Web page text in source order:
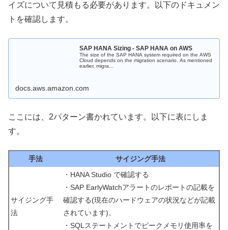
イズについて見積もる必要があります。以下のドキュメン
トを確認します。
SAP HANA Sizing - SAP HANA on AWS
The size of the SAP HANA system required on the AWS
Cloud depends on the migration scenario. As mentioned
earlier, migra...
docs.aws.amazon.com
ここには、2パターン書かれています。以下に表にしま
す。
手法 サイジング手法
サイジング手
法
・HANA Studio で確認する
・SAP EarlyWatchアラートのレポートの記載を
確認する(現在のハードウェアの状況などが記載
されています)。
・SQLステートメントでピークメモリ使用率を